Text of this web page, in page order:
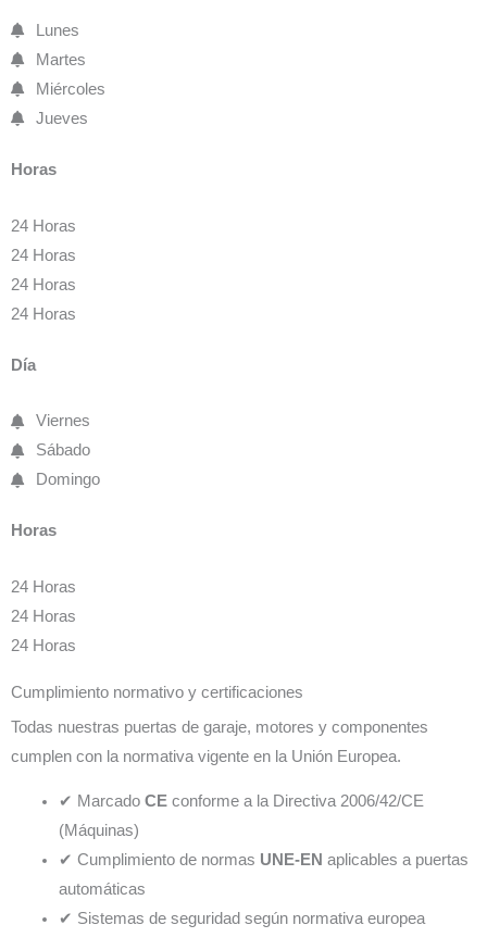
Lunes
Martes
Miércoles
Jueves
Horas
24 Horas
24 Horas
24 Horas
24 Horas
Día
Viernes
Sábado
Domingo
Horas
24 Horas
24 Horas
24 Horas
Cumplimiento normativo y certificaciones
Todas nuestras puertas de garaje, motores y componentes
cumplen con la normativa vigente en la Unión Europea.
✔ Marcado CEconforme a la Directiva 2006/42/CE
(Máquinas)
✔ Cumplimiento de normas UNE-EN aplicables a puertas
automáticas
✔ Sistemas de seguridad según normativa europea